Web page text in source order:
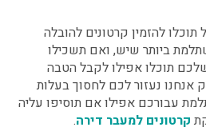
להזמין קרטונים להובלה
ביותר שיש, ואם תשכילו
תוכלו אפילו לקבל הטבה
נעזור לכם לחסוך בעלות
עבורכם אפילו אם תוסיפו עליה
קרטונים למעבר דירה.